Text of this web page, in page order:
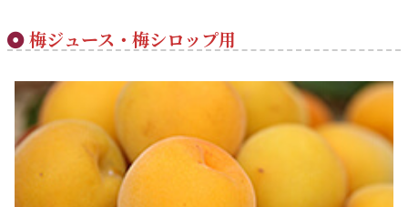
梅ジュース・梅シロップ用